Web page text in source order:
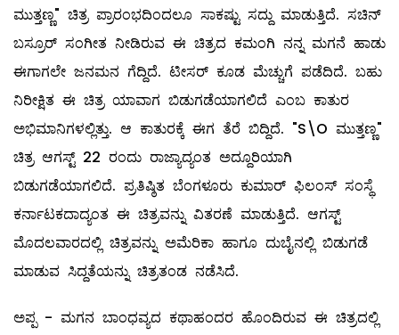
ಮುತ್ತಣ್ಣ" ಚಿತ್ರ ಪ್ರಾರಂಭದಿಂದಲೂ ಸಾಕಷ್ಟು ಸದ್ದು ಮಾಡುತ್ತಿದೆ. ಸಚಿನ್
ಬಸ್ರೂರ್ ಸಂಗೀತ ನೀಡಿರುವ ಈ ಚಿತ್ರದ ಕಮಂಗಿ ನನ್ನ ಮಗನೆ ಹಾಡು
ಈಗಾಗಲೇ ಜನಮನ ಗೆದ್ದಿದೆ. ಟೀಸರ್ ಕೂಡ ಮೆಚ್ಚುಗೆ ಪಡೆದಿದೆ. ಬಹು
ನಿರೀಕ್ಷಿತ ಈ ಚಿತ್ರ ಯಾವಾಗ ಬಿಡುಗಡೆಯಾಗಲಿದೆ ಎಂಬ ಕಾತುರ
ಅಭಿಮಾನಿಗಳಲ್ಲಿತ್ತು. ಆ ಕಾತುರಕ್ಕೆ ಈಗ ತೆರೆ ಬಿದ್ದಿದೆ. "S\O ಮುತ್ತಣ್ಣ"
ಚಿತ್ರ ಆಗಸ್ಟ್ 22 ರಂದು ರಾಜ್ಯಾದ್ಯಂತ ಅದ್ದೂರಿಯಾಗಿ
ಬಿಡುಗಡೆಯಾಗಲಿದೆ. ಪ್ರತಿಷ್ಠಿತ ಬೆಂಗಳೂರು ಕುಮಾರ್ ಫಿಲಂಸ್ ಸಂಸ್ಥೆ
ಕರ್ನಾಟಕದಾದ್ಯಂತ ಈ ಚಿತ್ರವನ್ನು ವಿತರಣೆ ಮಾಡುತ್ತಿದೆ. ಆಗಸ್ಟ್
ಮೊದಲವಾರದಲ್ಲಿ ಚಿತ್ರವನ್ನು ಅಮೆರಿಕಾ ಹಾಗೂ ದುಬೈನಲ್ಲಿ ಬಿಡುಗಡೆ
ಮಾಡುವ ಸಿದ್ದತೆಯನ್ನು ಚಿತ್ರತಂಡ ನಡೆಸಿದೆ.
ಅಪ್ಪ - ಮಗನ ಬಾಂಧವ್ಯದ ಕಥಾಹಂದರ ಹೊಂದಿರುವ ಈ ಚಿತ್ರದಲ್ಲಿ